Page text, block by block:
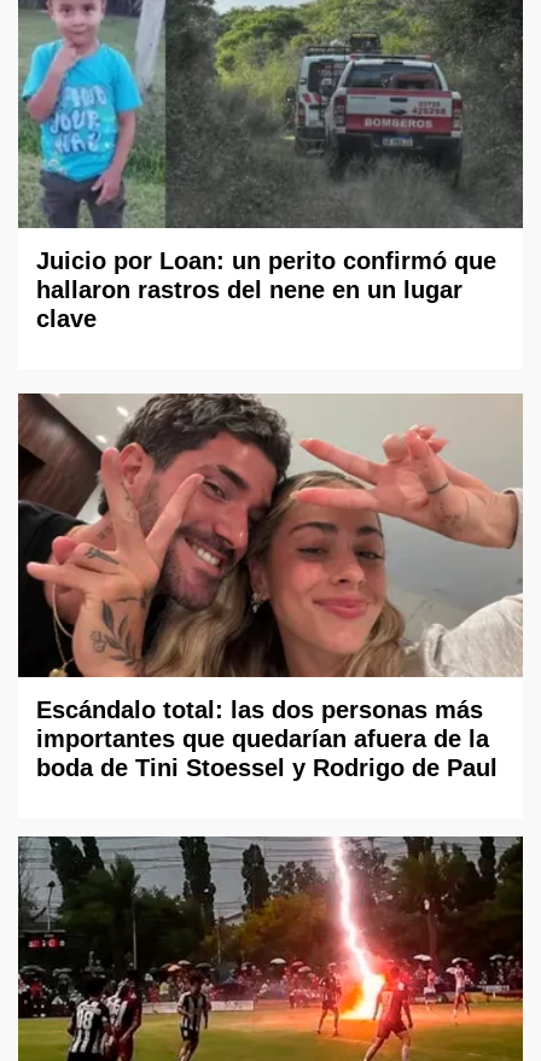
Juicio por Loan: un perito confirmó que
hallaron rastros del nene en un lugar
clave
Escándalo total: las dos personas más
importantes que quedarían afuera de la
boda de Tini Stoessel y Rodrigo de Paul